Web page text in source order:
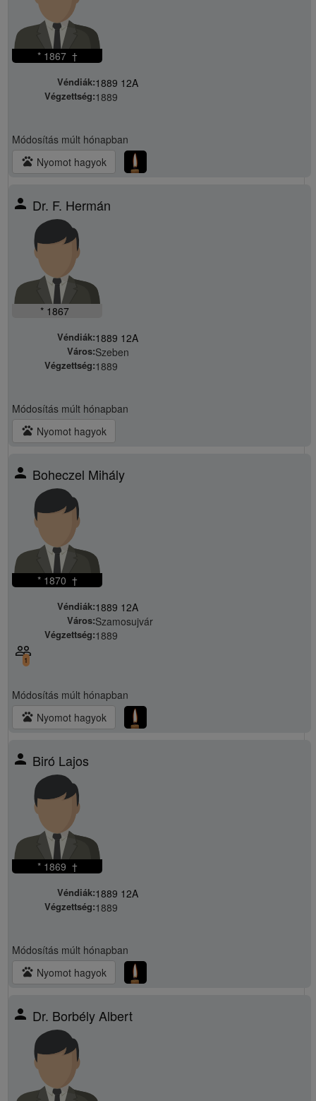
* 1867 †
Véndiák:1889 12A
Végzettség:1889
Módosítás múlt hónapban
pets Nyomot hagyok
person Dr. F. Hermán
* 1867
Véndiák:1889 12A
Város:Szeben
Végzettség:1889
Módosítás múlt hónapban
pets Nyomot hagyok
person Boheczel Mihály
* 1870 †
Véndiák:1889 12A
Város:Szamosujvár
Végzettség:1889
people_outline
1
Módosítás múlt hónapban
pets Nyomot hagyok
person Biró Lajos
* 1869 †
Véndiák:1889 12A
Végzettség:1889
Módosítás múlt hónapban
pets Nyomot hagyok
person Dr. Borbély Albert